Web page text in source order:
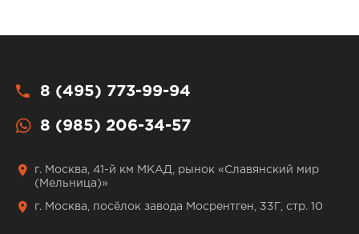
8 (495) 773-99-94
8 (985) 206-34-57
г. Москва, 41-й км МКАД, рынок «Славянский мир
(Мельница)»
г. Москва, посёлок завода Мосрентген, 33Г, стр. 10